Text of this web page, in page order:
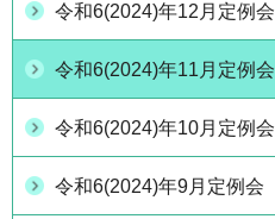
令和6(2024)年12月定例会
令和6(2024)年11月定例会
令和6(2024)年10月定例会
令和6(2024)年9月定例会